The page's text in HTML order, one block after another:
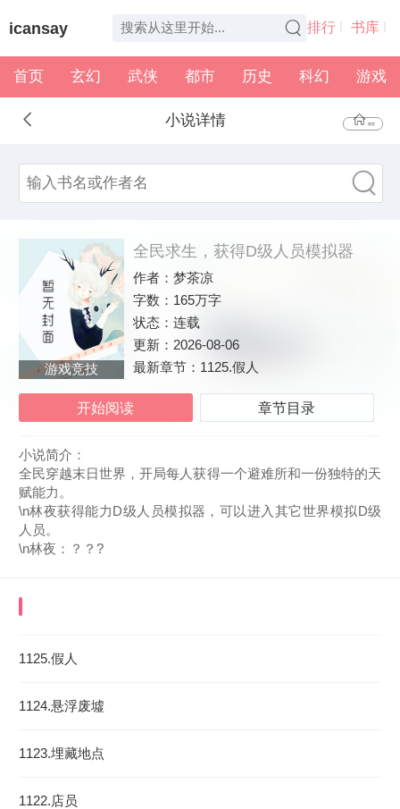
icansay 排行 书库
全本 书架
首页 玄幻 武侠 都市 历史 科幻 游戏
小说详情 首页
游戏竞技
全民求生，获得D级人员模拟器
作者：梦茶凉
字数： 165万字
状态：连载
更新： 2026-08-06
最新章节： 1125.假人
开始阅读 章节目录
小说简介：
全民穿越末日世界，开局每人获得一个避难所和一份独特的天
赋能力。
\n林夜获得能力D级人员模拟器，可以进入其它世界模拟D级
人员。
\n林夜：？？?
1125.假人
1124.悬浮废墟
1123.埋藏地点
1122.店员